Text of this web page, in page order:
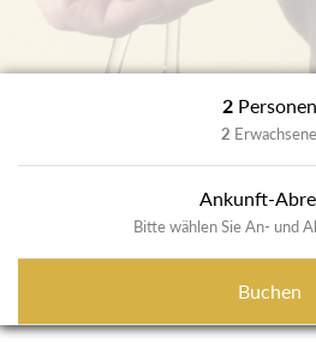
2 Personen
2 Erwachsene
Ankunft-
Bitte wählen Sie An- und
Buchen